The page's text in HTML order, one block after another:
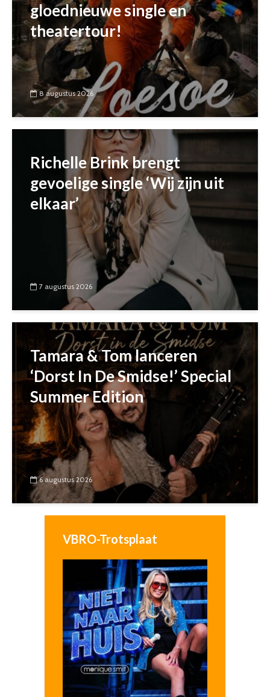
gloednieuwe single en
theatertour!
8 augustus 2026
Richelle Brink brengt
gevoelige single ‘Wij zijn uit
elkaar’
7 augustus 2026
Tamara & Tom lanceren
‘Dorst In De Smidse!’ Special
Summer Edition
6 augustus 2026
VBRO-Trotsplaat